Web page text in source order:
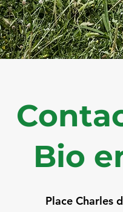
Bio
Place Charles